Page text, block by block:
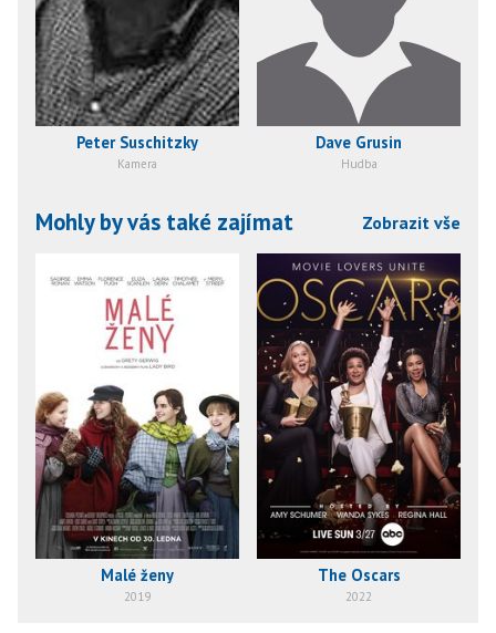
Peter Suschitzky
Kamera
Dave Grusin
Hudba
Mohly by vás také zajímat Zobrazit vše
Malé ženy
2019
The Oscars
2022